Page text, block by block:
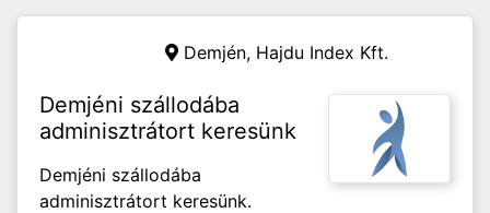
Demjén, Hajdu Index Kft.
Demjéni szállodába
adminisztrátort keresünk
Demjéni szállodába
adminisztrátort keresünk.